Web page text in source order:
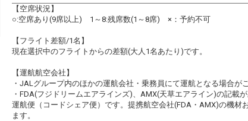
【空席状況】
○:空席あり(9席以上) 1～8:残席数(1～8席) ×：予約不可
【フライト差額/1名】
現在選択中のフライトからの差額(大人1名あたり)です。
【運航航空会社】
・JALグループ内のほかの運航会社・乗務員にて運航となる場合が
・FDA(フジドリームエアラインズ)、AMX(天草エアライン)の記載
運航便（コードシェア便）です。提携航空会社(FDA・AMX)の機
ます。